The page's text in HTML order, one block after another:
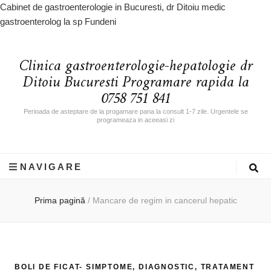
Cabinet de gastroenterologie in Bucuresti, dr Ditoiu medic
gastroenterolog la sp Fundeni
Clinica gastroenterologie-hepatologie dr
Ditoiu Bucuresti Programare rapida la
0758 751 841
Perioada de asteptare de la progamare pana la consult 1-7 zile. Urgentele se
programeaza in aceeasi zi
NAVIGARE
Prima pagină / Mancare de regim in cancerul hepatic
BOLI DE FICAT- SIMPTOME, DIAGNOSTIC, TRATAMENT